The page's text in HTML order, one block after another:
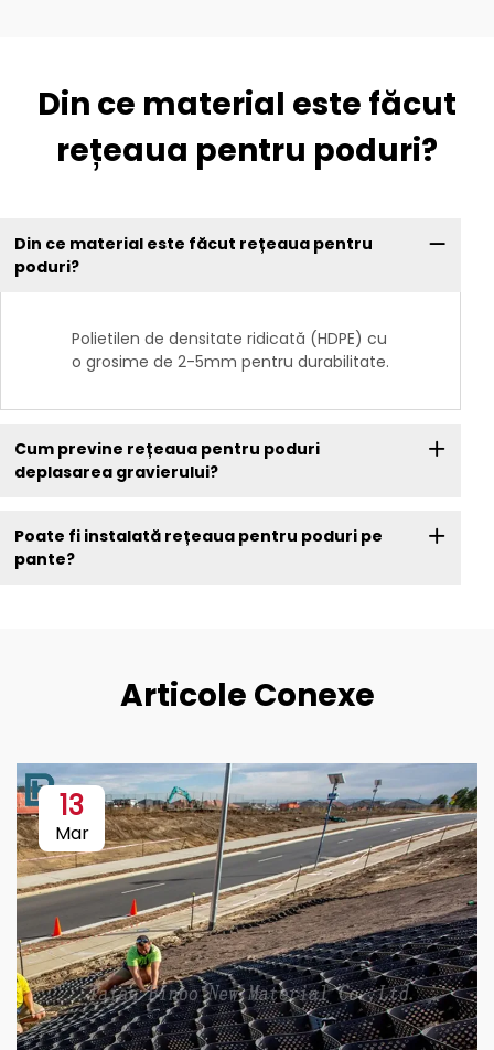
Din ce material este făcut
rețeaua pentru poduri?
Din ce material este făcut rețeaua pentru
poduri?
Polietilen de densitate ridicată (HDPE) cu
o grosime de 2-5mm pentru durabilitate.
Cum previne rețeaua pentru poduri
deplasarea gravierului?
Poate fi instalată rețeaua pentru poduri pe
pante?
Articole Conexe
13
Mar